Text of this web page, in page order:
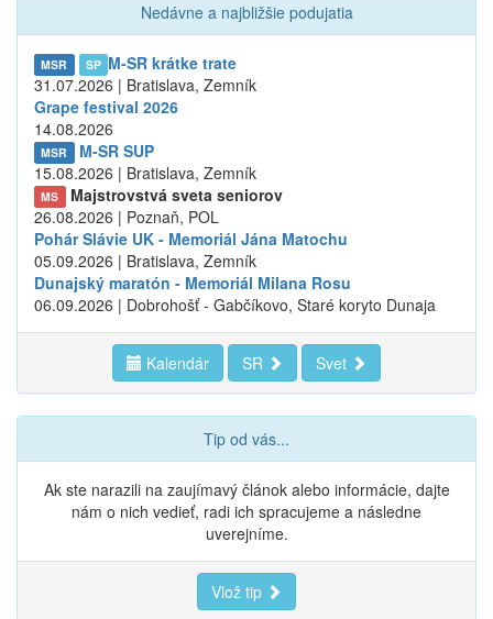
Nedávne a najbližšie podujatia
MSR SP M-SR krátke trate
31.07.2026 | Bratislava, Zemník
Grape festival 2026
14.08.2026
MSR
M-SR SUP
15.08.2026 | Bratislava, Zemník
MS
Majstrovstvá sveta seniorov
26.08.2026 | Poznaň, POL
Pohár Slávie UK - Memoriál Jána Matochu
05.09.2026 | Bratislava, Zemník
Dunajský maratón - Memoriál Milana Rosu
06.09.2026 | Dobrohošť - Gabčíkovo, Staré koryto Dunaja
Kalendár SR Svet
Tip od vás...
Ak ste narazili na zaujímavý článok alebo informácie, dajte
nám o nich vedieť, radi ich spracujeme a následne
uverejníme.
Vlož tip